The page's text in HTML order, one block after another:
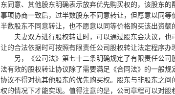
东同意、其他股东明确表示放弃优先购买权的，该股东
事项协商一致后，过半数股东不同意转让，但愿意以同
半数股东不同意转让，也不愿意以同等价格购买该出资额
夫妻双方进行股权转让时，可以通过股东会决议，也
让的合法依据时可按照有限责任公司股权转让法定程序办
另，《公司法》第七十二条明确规定了有限责任公司
法有效的股权转让协议除了需要满足《合同法》的一般
协议不得对抗其他股东的优先购买权。股东与非股东之
权的情况下才能实现。值得注意的是，公司章程可以对股